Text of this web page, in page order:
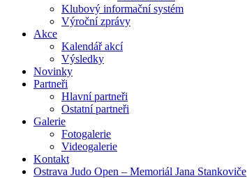
Klubový informační systém
Výroční zprávy
Akce
Kalendář akcí
Výsledky
Novinky
Partneři
Hlavní partneři
Ostatní partneři
Galerie
Fotogalerie
Videogalerie
Kontakt
Ostrava Judo Open – Memoriál Jana Stankoviče